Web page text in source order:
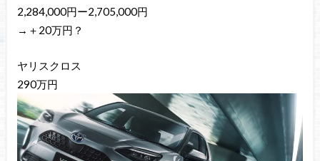
2,284,000円ー2,705,000円
→＋20万円？
ヤリスクロス
290万円